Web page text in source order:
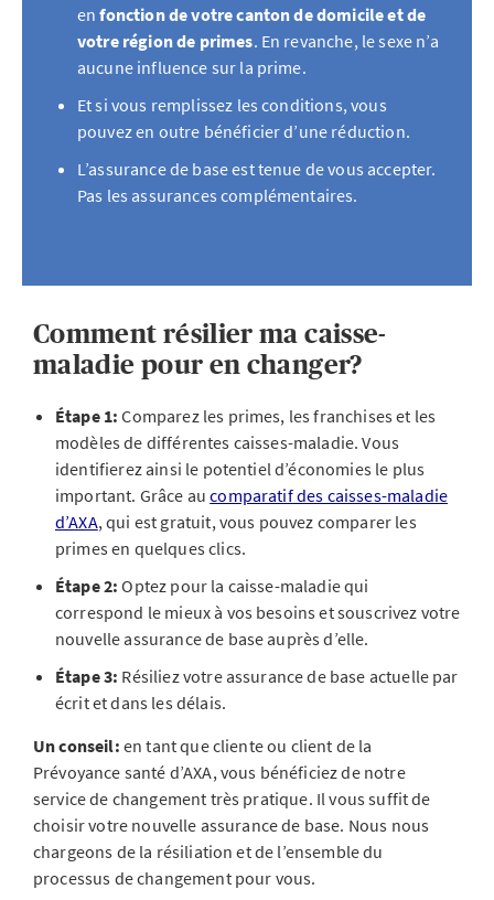
enfonction de votre canton de domicile et de
votre région de primes. En revanche, le sexe n’a
aucune influence sur la prime.
Et si vous remplissez les conditions, vous
pouvez en outre bénéficier d’une réduction.
L’assurance de base est tenue de vous accepter.
Pas les assurances complémentaires.
Comment résilier ma caisse-
maladie pour en changer?
Étape 1:Comparez les primes, les franchises et les
modèles de différentes caisses-maladie. Vous
identifierez ainsi le potentiel d’économies le plus
important. Grâce aucomparatif des caisses-maladie
d’AXA, qui est gratuit, vous pouvez comparer les
primes en quelques clics.
Étape 2:Optez pour la caisse-maladie qui
correspond le mieux à vos besoins et souscrivez votre
nouvelle assurance de base auprès d’elle.
Étape 3: Résiliez votre assurance de base actuelle par
écrit et dans les délais.
Un conseil: en tant que cliente ou client de la
Prévoyance santé d’AXA, vous bénéficiez de notre
service de changement très pratique. Il vous suffit de
choisir votre nouvelle assurance de base. Nous nous
chargeons de la résiliation et de l’ensemble du
processus de changement pour vous.